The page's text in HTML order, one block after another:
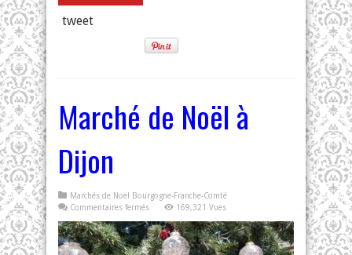
tweet
Marché de Noël à
Dijon
Marchés de Noël Bourgogne-Franche-Comté
Commentaires fermés
de
Noël
à
Dijon
169,321 Vues